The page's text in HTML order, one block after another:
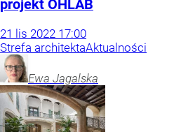
projekt OHLAB
21 lis 2022 17:00
Strefa architektaAktualności
Ewa Jagalska